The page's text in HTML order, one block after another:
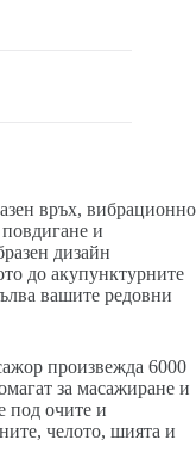
връх, вибрационно
и
дизайн
до акупунктурните
вашите редовни
произвежда 6000
за масажиране и
под очите и
челото, шията и